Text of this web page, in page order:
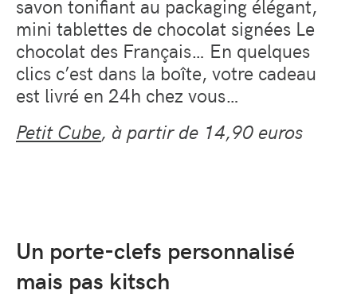
savon tonifiant au packaging élégant,
mini tablettes de chocolat signées Le
chocolat des Français… En quelques
clics c’est dans la boîte, votre cadeau
est livré en 24h chez vous…
Petit Cube, à partir de 14,90 euros
Un porte-clefs personnalisé
mais pas kitsch